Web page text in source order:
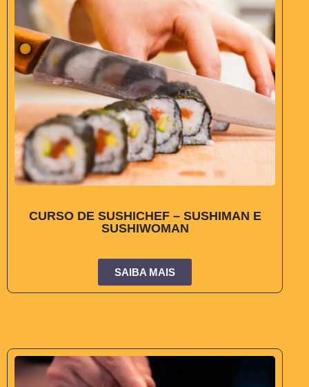
CURSO DE SUSHICHEF – SUSHIMAN E
SUSHIWOMAN
SAIBA MAIS